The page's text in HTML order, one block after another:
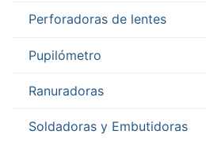
Perforadoras de lentes
Pupilómetro
Ranuradoras
Soldadoras y Embutidoras